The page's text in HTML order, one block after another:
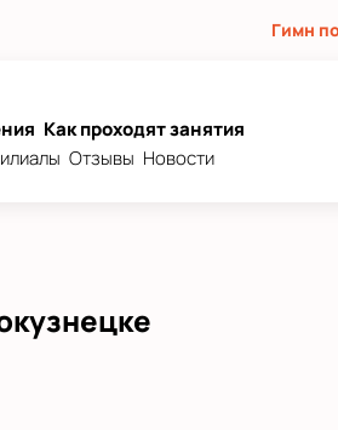
Гимн
Как проходят занятия
Отзывы Новости